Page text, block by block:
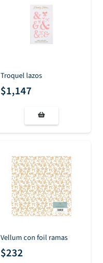
Troquel lazos
$1,147
Vellum con foil ramas
$232